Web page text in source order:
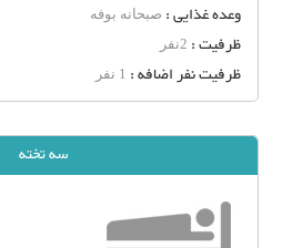
وعده غذایی : صبحانه بوفه
ظرفیت : 2نفر
ظرفیت نفر اضافه : 1 نفر
سه تخته